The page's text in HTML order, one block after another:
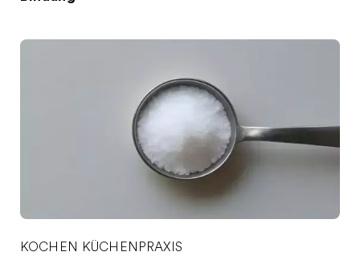
KOCHEN KÜCHENPRAXIS